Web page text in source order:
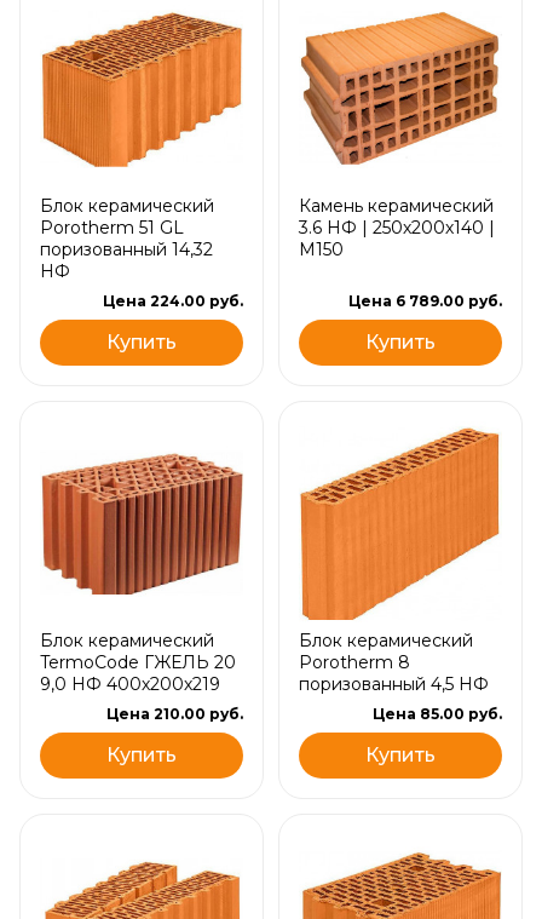
Блок керамический
Porotherm 51 GL
поризованный 14,32
НФ
Цена 224.00 руб.
Купить
Камень керамический
3.6 НФ | 250х200х140 |
М150
Цена 6 789.00 руб.
Купить
Блок керамический
TermoCode ГЖЕЛЬ 20
9,0 НФ 400х200х219
Цена 210.00 руб.
Купить
Блок керамический
Porotherm 8
поризованный 4,5 НФ
Цена 85.00 руб.
Купить